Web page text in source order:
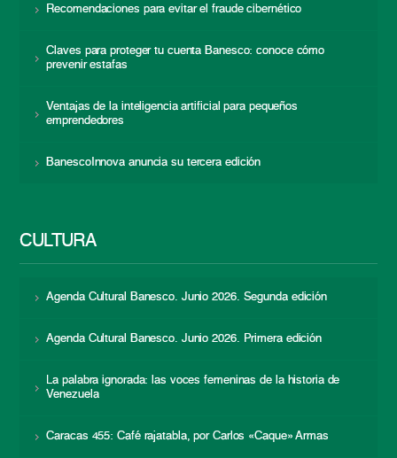
Recomendaciones para evitar el fraude cibernético
Claves para proteger tu cuenta Banesco: conoce cómo
prevenir estafas
Ventajas de la inteligencia artificial para pequeños
emprendedores
BanescoInnova anuncia su tercera edición
CULTURA
Agenda Cultural Banesco. Junio 2026. Segunda edición
Agenda Cultural Banesco. Junio 2026. Primera edición
La palabra ignorada: las voces femeninas de la historia de
Venezuela
Caracas 455: Café rajatabla, por Carlos «Caque» Armas